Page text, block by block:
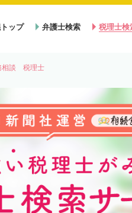
ップ 弁護士検索 税理士検
相談 税理士